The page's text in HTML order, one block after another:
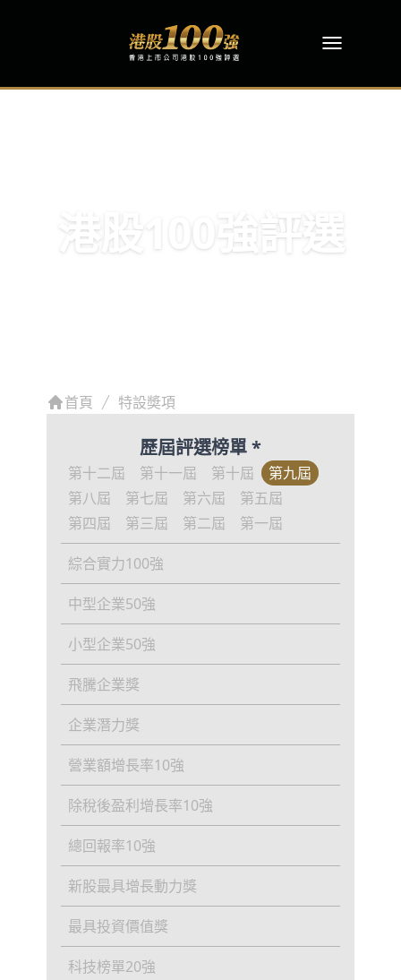
港股100強評選
首頁 特設奬項
歷屆評選榜單 *
第十二屆 第十一屆 第十屆
第九屆
第八屆
第七屆 第六屆
第五屆
第四屆
第三屆 第二屆 第一屆
綜合實力100強
中型企業50強
小型企業50強
飛騰企業獎
企業潛力獎
營業額增長率10強
除稅後盈利增長率10強
總回報率10強
新股最具增長動力獎
最具投資價值獎
科技榜單20強